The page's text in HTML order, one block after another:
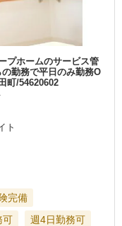
プホームのサービス管
勤務で平日のみ勤務O
町/54620602
ト
完備
可
週4日勤務可